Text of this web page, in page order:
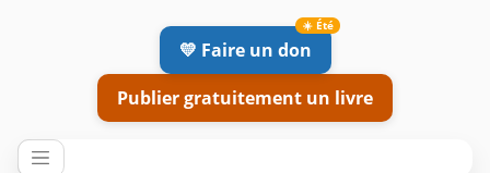
💛 Faire un don
Publier gratuitement un livre